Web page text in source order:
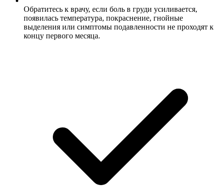
Обратитесь к врачу, если боль в груди усиливается,
появилась температура, покраснение, гнойные
выделения или симптомы подавленности не проходят к
концу первого месяца.